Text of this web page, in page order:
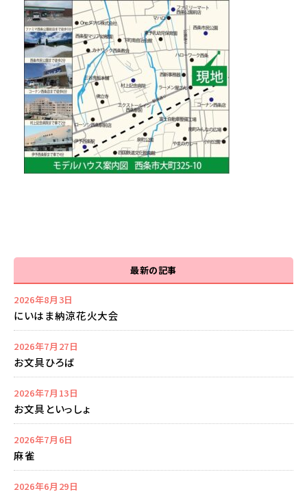
最新の記事
2026年8月3日
にいはま納涼花火大会
2026年7月27日
お文具ひろば
2026年7月13日
お文具といっしょ
2026年7月6日
麻雀
2026年6月29日